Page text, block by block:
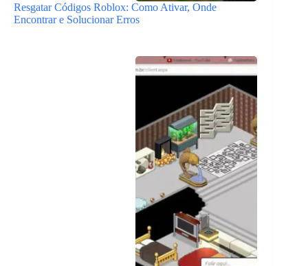
Resgatar Códigos Roblox: Como Ativar, Onde
Encontrar e Solucionar Erros